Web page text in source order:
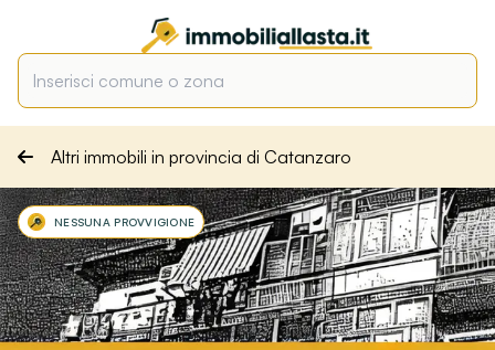
Altri immobili in provincia di Catanzaro
NESSUNA PROVVIGIONE